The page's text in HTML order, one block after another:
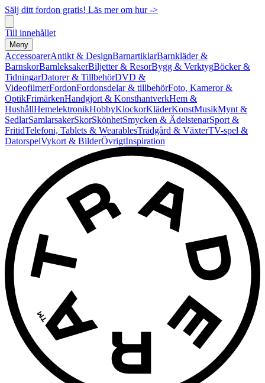
Sälj ditt fordon gratis! Läs mer om hur ->
Till innehållet
Meny
AccessoarerAntikt & DesignBarnartiklarBarnkläder &
BarnskorBarnleksakerBiljetter & ResorBygg & VerktygBöcker &
TidningarDatorer & TillbehörDVD &
VideofilmerFordonFordonsdelar & tillbehörFoto, Kameror &
OptikFrimärkenHandgjort & KonsthantverkHem &
HushållHemelektronikHobbyKlockorKläderKonstMusikMynt &
SedlarSamlarsakerSkorSkönhetSmycken & ÄdelstenarSport &
FritidTelefoni, Tablets & WearablesTrädgård & VäxterTV-spel &
DatorspelVykort & BilderÖvrigtInspiration